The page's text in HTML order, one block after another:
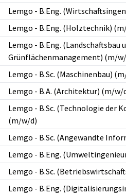
Lemgo - B.Eng.
Lemgo - B.Eng. (Holztechnik)
Lemgo - B.Eng. (Landschaftsbau
Grünflächenmanagement) (m/
Lemgo - B.Sc. (Maschinenbau)
Lemgo - B.A. (Architektur) (m/w/
Lemgo - B.Sc. (Technologie der
(m/w/d)
Lemgo - B.Sc. (Angewandte
Lemgo - B.Eng.
Lemgo - B.Sc.
Lemgo - B.Eng.